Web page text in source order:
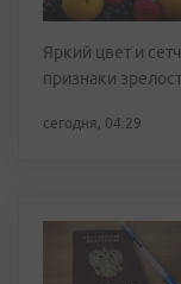
Яркий цвет и
признаки
сегодня, 04:29